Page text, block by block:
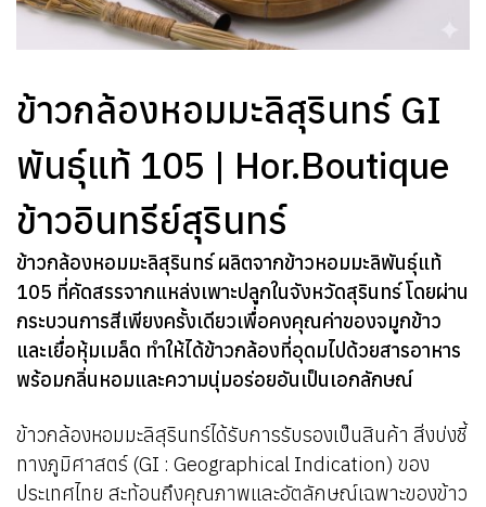
ข้าวกล้องหอมมะลิสุรินทร์ GI
พันธุ์แท้ 105 | Hor.Boutique
ข้าวอินทรีย์สุรินทร์
ข้าวกล้องหอมมะลิสุรินทร์ ผลิตจากข้าวหอมมะลิพันธุ์แท้
105 ที่คัดสรรจากแหล่งเพาะปลูกในจังหวัดสุรินทร์ โดยผ่าน
กระบวนการสีเพียงครั้งเดียวเพื่อคงคุณค่าของจมูกข้าว
และเยื่อหุ้มเมล็ด ทำให้ได้ข้าวกล้องที่อุดมไปด้วยสารอาหาร
พร้อมกลิ่นหอมและความนุ่มอร่อยอันเป็นเอกลักษณ์
ข้าวกล้องหอมมะลิสุรินทร์ได้รับการรับรองเป็นสินค้า สิ่งบ่งชี้
ทางภูมิศาสตร์ (GI : Geographical Indication) ของ
ประเทศไทย สะท้อนถึงคุณภาพและอัตลักษณ์เฉพาะของข้าว